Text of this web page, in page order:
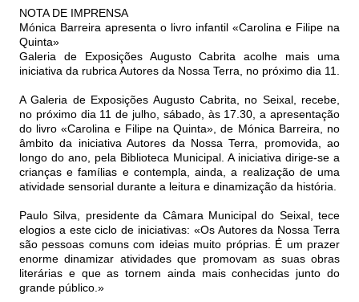
NOTA DE IMPRENSA
Mónica Barreira apresenta o livro infantil «Carolina e Filipe na
Quinta»
Galeria de Exposições Augusto Cabrita acolhe mais uma
iniciativa da rubrica Autores da Nossa Terra, no próximo dia 11.
A Galeria de Exposições Augusto Cabrita, no Seixal, recebe,
no próximo dia 11 de julho, sábado, às 17.30, a apresentação
do livro «Carolina e Filipe na Quinta», de Mónica Barreira, no
âmbito da iniciativa Autores da Nossa Terra, promovida, ao
longo do ano, pela Biblioteca Municipal. A iniciativa dirige-se a
crianças e famílias e contempla, ainda, a realização de uma
atividade sensorial durante a leitura e dinamização da história.
Paulo Silva, presidente da Câmara Municipal do Seixal, tece
elogios a este ciclo de iniciativas: «Os Autores da Nossa Terra
são pessoas comuns com ideias muito próprias. É um prazer
enorme dinamizar atividades que promovam as suas obras
literárias e que as tornem ainda mais conhecidas junto do
grande público.»